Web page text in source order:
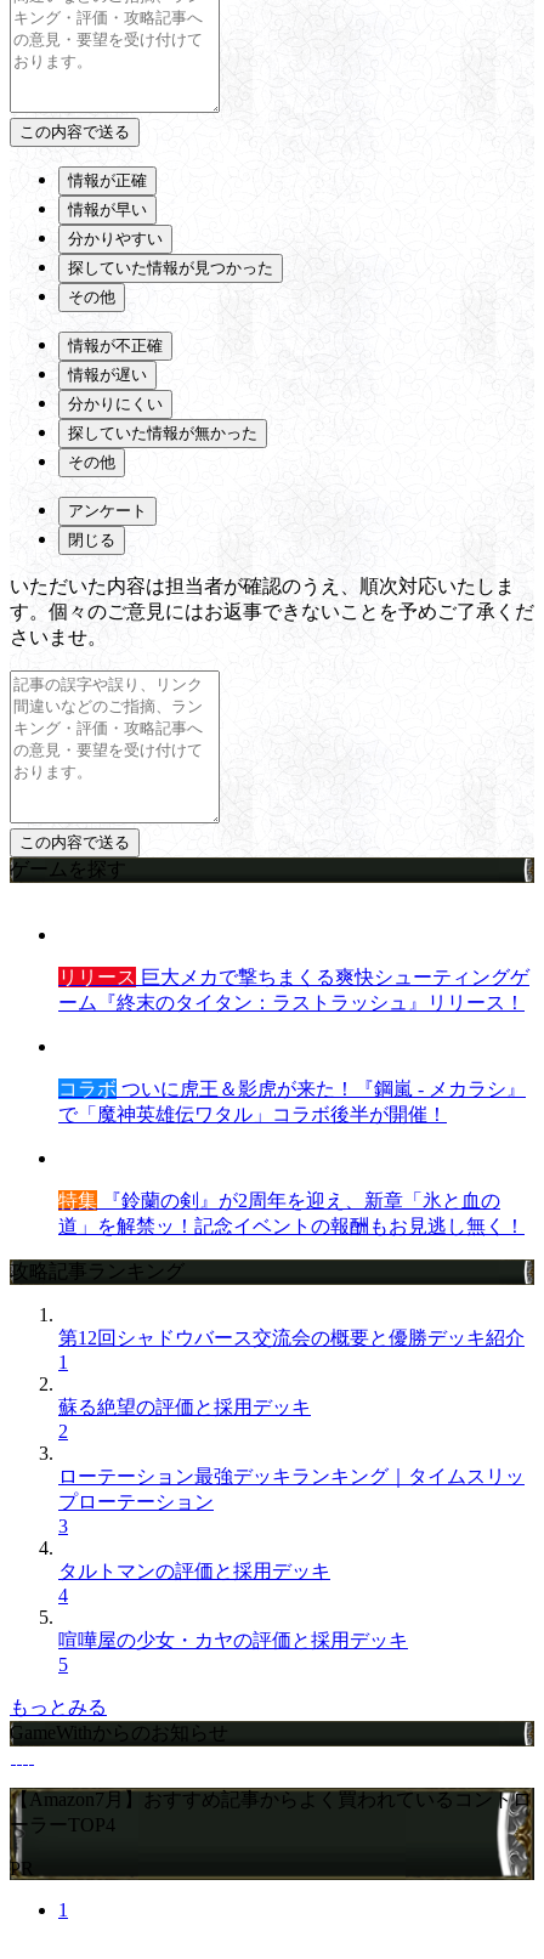
情報が正確
情報が早い
分かりやすい
探していた情報が見つかった
その他
情報が不正確
情報が遅い
分かりにくい
探していた情報が無かった
その他
アンケート
閉じる
いただいた内容は担当者が確認のうえ、順次対応いたしま
す。個々のご意見にはお返事できないことを予めご了承くだ
さいませ。
ゲームを探す
リリース 巨大メカで撃ちまくる爽快シューティングゲ
ーム『終末のタイタン：ラストラッシュ』リリース！
コラボ ついに虎王＆影虎が来た！『鋼嵐 - メカラシ』
で「魔神英雄伝ワタル」コラボ後半が開催！
特集 『鈴蘭の剣』が2周年を迎え、新章「氷と血の
道」を解禁ッ！記念イベントの報酬もお見逃し無く！
攻略記事ランキング
第12回シャドウバース交流会の概要と優勝デッキ紹介
1
蘇る絶望の評価と採用デッキ
2
ローテーション最強デッキランキング｜タイムスリッ
プローテーション
3
タルトマンの評価と採用デッキ
4
喧嘩屋の少女・カヤの評価と採用デッキ
5
もっとみる
GameWithからのお知らせ
【Amazon7月】おすすめ記事からよく買われているコントロ
ーラーTOP4
PR
1